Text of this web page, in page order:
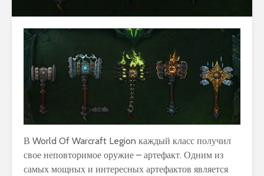
В World Of Warcraft Legion каждый класс получил
свое неповторимое оружие – артефакт. Одним из
самых мощных и интересных артефактов является